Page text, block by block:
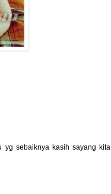
yg sebaiknya kasih sayang kita